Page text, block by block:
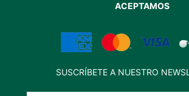
ACEPTAMOS
SUSCRÍBETE A NUESTRO